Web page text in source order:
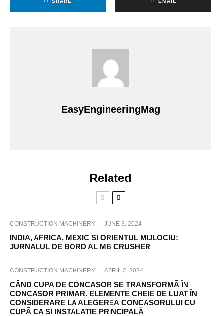
EasyEngineeringMag
Related
CONSTRUCTION MACHINERY · JUNE 3, 2024
INDIA, AFRICA, MEXIC SI ORIENTUL MIJLOCIU:
JURNALUL DE BORD AL MB CRUSHER
CONSTRUCTION MACHINERY · APRIL 2, 2024
CÂND CUPA DE CONCASOR SE TRANSFORMÃ ÎN
CONCASOR PRIMAR. ELEMENTE CHEIE DE LUAT ÎN
CONSIDERARE LA ALEGEREA CONCASORULUI CU
CUPÃ CA SI INSTALATIE PRINCIPALÃ